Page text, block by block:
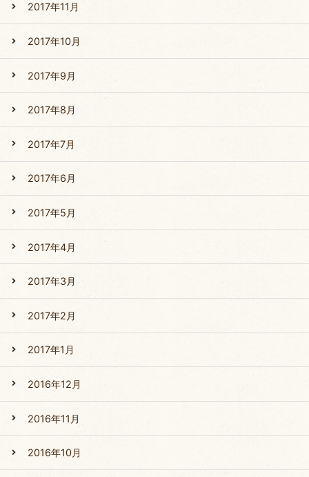
2017年11月
2017年10月
2017年9月
2017年8月
2017年7月
2017年6月
2017年5月
2017年4月
2017年3月
2017年2月
2017年1月
2016年12月
2016年11月
2016年10月